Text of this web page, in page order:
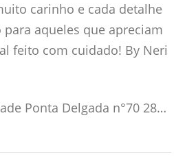
carinho e cada detalhe
aqueles que apreciam
feito com cuidado! By Neri
Ponta Delgada n°70 2870-261 Montijo